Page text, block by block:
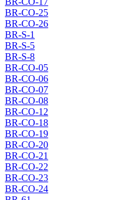
BR-CO-25
BR-CO-26
BR-S-1
BR-S-5
BR-S-8
BR-CO-05
BR-CO-06
BR-CO-07
BR-CO-08
BR-CO-12
BR-CO-18
BR-CO-19
BR-CO-20
BR-CO-21
BR-CO-22
BR-CO-23
BR-CO-24